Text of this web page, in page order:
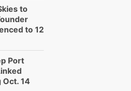
to
to 12
Port
14